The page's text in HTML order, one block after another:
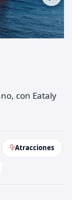
con Eataly
Atracciones